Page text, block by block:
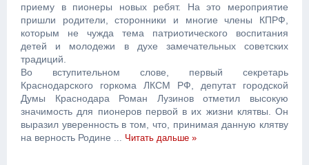
приему в пионеры новых ребят. На это мероприятие
пришли родители, сторонники и многие члены КПРФ,
которым не чужда тема патриотического воспитания
детей и молодежи в духе замечательных советских
традиций.
Во вступительном слове, первый секретарь
Краснодарского горкома ЛКСМ РФ, депутат городской
Думы Краснодара Роман Лузинов отметил высокую
значимость для пионеров первой в их жизни клятвы. Он
выразил уверенность в том, что, принимая данную клятву
на верность Родине ... Читать дальше »